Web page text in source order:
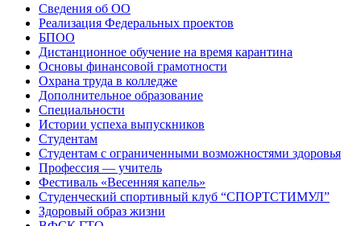
Сведения об ОО
Реализация Федеральных проектов
БПОО
Дистанционное обучение на время карантина
Основы финансовой грамотности
Охрана труда в колледже
Дополнительное образование
Специальности
Истории успеха выпускников
Студентам
Студентам с ограниченными возможностями здоровья
Профессия — учитель
Фестиваль «Весенняя капель»
Студенческий спортивный клуб “СПОРТСТИМУЛ”
Здоровый образ жизни